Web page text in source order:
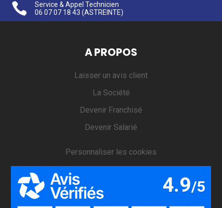

Service & Appel Technicien
06 07 07 18 43 (ASTREINTE)
A PROPOS
Laisser un avis client
La Société
Devenir Franchisé
Devenir Salarié
Personnaliser les cookies